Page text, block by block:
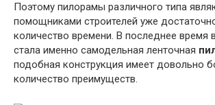
Поэтому пилорамы различного типа
помощниками строителей уже
количество времени. В последнее время
стала именно самодельная ленточная
подобная конструкция имеет довольно
количество преимуществ.